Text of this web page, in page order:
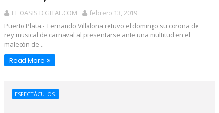
EL OASIS DIGITAL.COM
febrero 13, 2019
Puerto Plata.- Fernando Villalona retuvo el domingo su corona de
rey musical de carnaval al presentarse ante una multitud en el
malecón de ...
Read More
ESPECTÁCULOS.